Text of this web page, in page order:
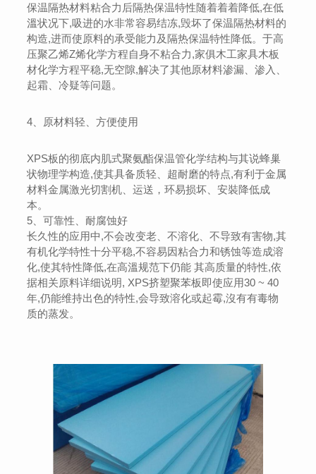
保温隔热材料粘合力后隔热保温特性随着着着降低,在低
溫状况下,吸进的水非常容易结冻,毁坏了保温隔热材料的
构造,进而使原料的承受能力及隔热保温特性降低。于高
压聚乙烯Z烯化学方程自身不粘合力,家俱木工家具木板
材化学方程平稳,无空隙,解决了其他原材料渗漏、渗入、
起霜、冷疑等问题。
4、原材料轻、方便使用
XPS板的彻底内肌式聚氨酯保温管化学结构与其说蜂巢
状物理学构造,使其具备质轻、超耐磨的特点,有利于金属
材料金属激光切割机、运送，环易损坏、安裝降低成
本。
5、可靠性、耐腐蚀好
长久性的应用中,不会改变老、不溶化、不导致有害物,其
有机化学特性十分平稳,不容易因粘合力和锈蚀等造成溶
化,使其特性降低,在高溫规范下仍能 其高质量的特性,依
据相关原料详细说明, XPS挤塑聚苯板即使应用30 ~ 40
年,仍能维持出色的特性,会导致溶化或起霉,沒有有毒物
质的蒸发。